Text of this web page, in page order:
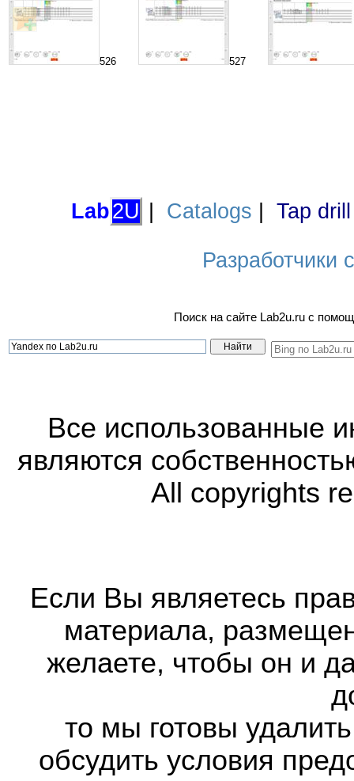
526 527
Lab2U Catalogs Tap
Разработчики
Поиск на сайте Lab2u.ru с
Все использованные
являются
All copyrights
Если Вы являетесь
материала,
желаете, чтобы он и
то мы готовы
обсудить условия